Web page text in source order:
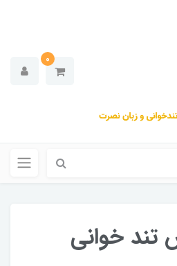
0
تند خوانی